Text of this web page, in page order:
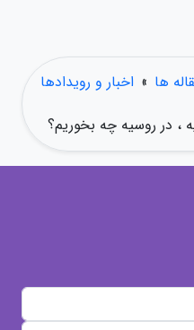
ها » اخبار و رویدادها
، در روسیه چه بخوریم؟